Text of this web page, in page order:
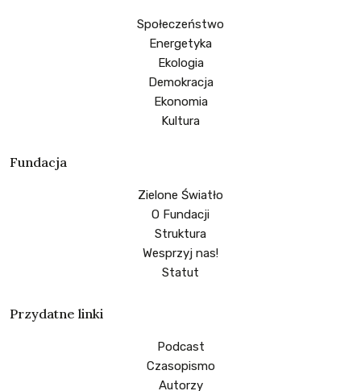
Społeczeństwo
Energetyka
Ekologia
Demokracja
Ekonomia
Kultura
Fundacja
Zielone Światło
O Fundacji
Struktura
Wesprzyj nas!
Statut
Przydatne linki
Podcast
Czasopismo
Autorzy